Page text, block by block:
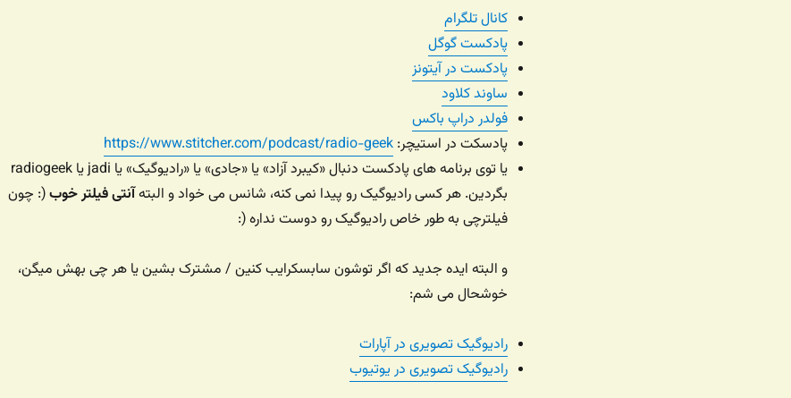
کانال تلگرام
پادکست گوگل
پادکست در آیتونز
ساوند کلاود
فولدر دراپ باکس
پادسکت در استیچر: https://www.stitcher.com/podcast/radio-geek
یا توی برنامه های پادکست دنبال «کیبرد آزاد» یا «جادی» یا «رادیوگیک» یا jadi یا radiogeek
بگردین. هر کسی رادیوگیک رو پیدا نمی کنه، شانس می خواد و البتهآنتی فیلتر خوب(: چون
فیلترچی به طور خاص رادیوگیک رو دوست نداره (:
و البته ایده جدید که اگر توشون سابسکرایب کنین / مشترک بشین یا هر چی بهش میگن،
خوشحال می شم:
رادیوگیک تصویری در آپارات
رادیوگیک تصویری در یوتیوب